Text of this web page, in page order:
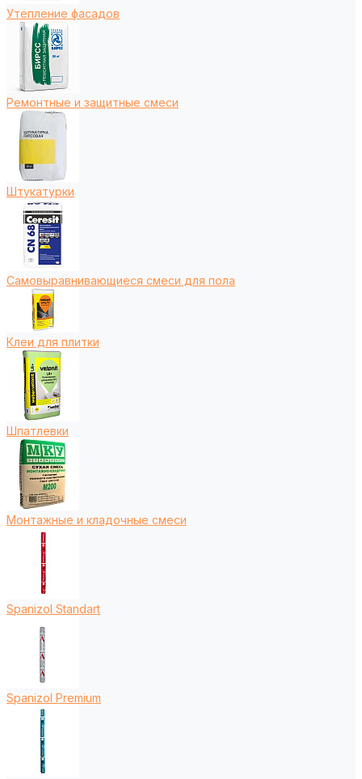
Утепление фасадов
Ремонтные и защитные смеси
Штукатурки
Самовыравнивающиеся смеси для пола
Клеи для плитки
Шпатлевки
Монтажные и кладочные смеси
Spanizol Standart
Spanizol Premium